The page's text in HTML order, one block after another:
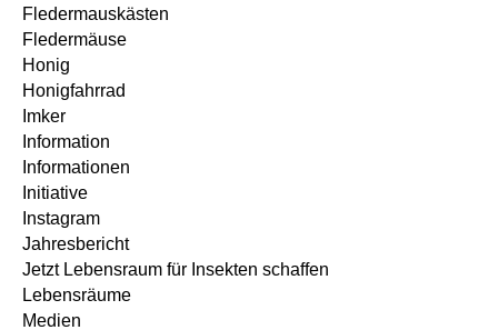
Fledermauskästen
Fledermäuse
Honig
Honigfahrrad
Imker
Information
Informationen
Initiative
Instagram
Jahresbericht
Jetzt Lebensraum für Insekten schaffen
Lebensräume
Medien